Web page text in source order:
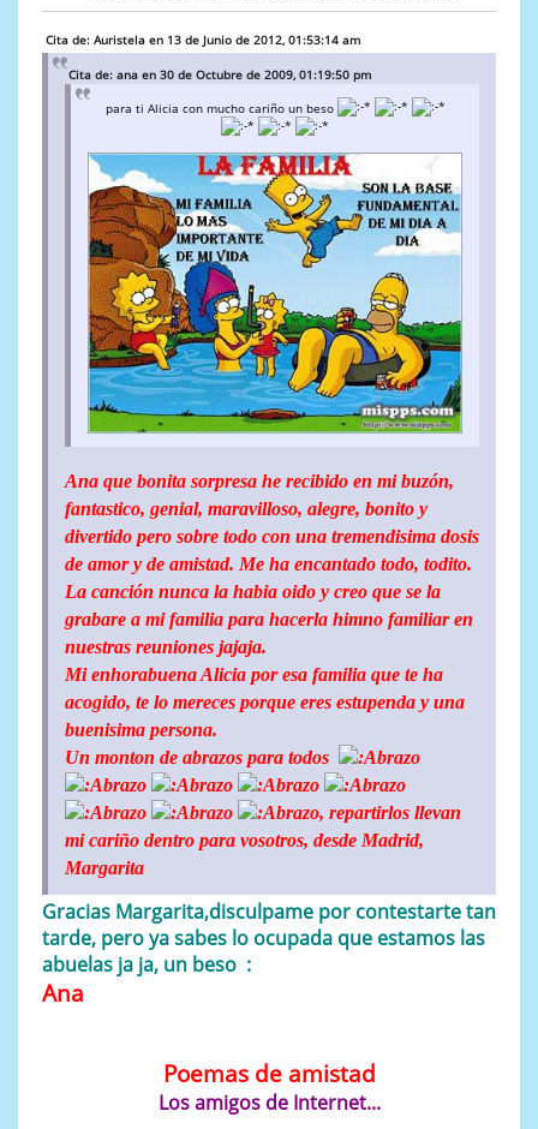
Cita de: Auristela en 13 de Junio de 2012, 01:53:14 am
Cita de: ana en 30 de Octubre de 2009, 01:19:50 pm
para ti Alicia con mucho cariño un beso
Ana que bonita sorpresa he recibido en mi buzón,
fantastico, genial, maravilloso, alegre, bonito y
divertido pero sobre todo con una tremendisima dosis
de amor y de amistad. Me ha encantado todo, todito.
La canción nunca la habia oido y creo que se la
grabare a mi familia para hacerla himno familiar en
nuestras reuniones jajaja.
Mi enhorabuena Alicia por esa familia que te ha
acogido, te lo mereces porque eres estupenda y una
buenisima persona.
Un monton de abrazos para todos
, repartirlos llevan
mi cariño dentro para vosotros, desde Madrid,
Margarita
Gracias Margarita,disculpame por contestarte tan
tarde, pero ya sabes lo ocupada que estamos las
abuelas ja ja, un beso :
Ana
Poemas de amistad
Los amigos de Internet...